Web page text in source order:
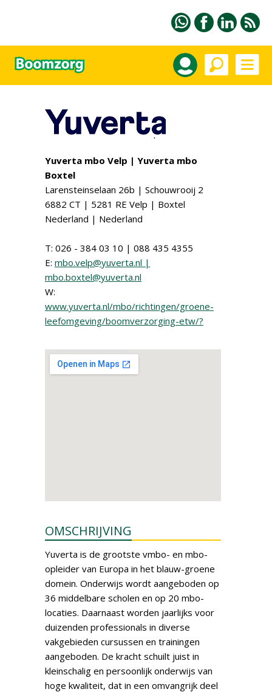
Yuverta mbo Velp | Yuverta mbo
Boxtel
Larensteinselaan 26b | Schouwrooij 2
6882 CT | 5281 RE Velp | Boxtel
Nederland | Nederland
T: 026 - 384 03 10 | 088 435 4355
E: mbo.velp@yuverta.nl |
mbo.boxtel@yuverta.nl
W:
www.yuverta.nl/mbo/richtingen/groene-
leefomgeving/boomverzorging-etw/?
OMSCHRIJVING
Yuverta is de grootste vmbo- en mbo-
opleider van Europa in het blauw-groene
domein. Onderwijs wordt aangeboden op
36 middelbare scholen en op 20 mbo-
locaties. Daarnaast worden jaarlijks voor
duizenden professionals in diverse
vakgebieden cursussen en trainingen
aangeboden. De kracht schuilt juist in
kleinschalig en persoonlijk onderwijs van
hoge kwaliteit, dat in een omvangrijk deel